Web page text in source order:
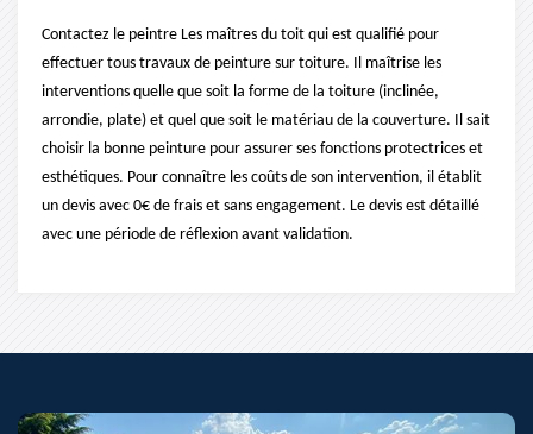
Contactez le peintre Les maîtres du toit qui est qualifié pour
effectuer tous travaux de peinture sur toiture. Il maîtrise les
interventions quelle que soit la forme de la toiture (inclinée,
arrondie, plate) et quel que soit le matériau de la couverture. Il sait
choisir la bonne peinture pour assurer ses fonctions protectrices et
esthétiques. Pour connaître les coûts de son intervention, il établit
un devis avec 0€ de frais et sans engagement. Le devis est détaillé
avec une période de réflexion avant validation.